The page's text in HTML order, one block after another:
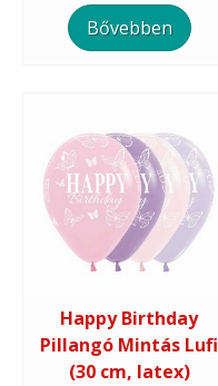
Bővebben
Happy Birthday
Pillangó Mintás Lufi
(30 cm, latex)